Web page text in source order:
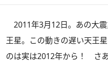
2011年3月12日。あの大
王星。この動きの遅い天王
のは実は2012年から！ さ